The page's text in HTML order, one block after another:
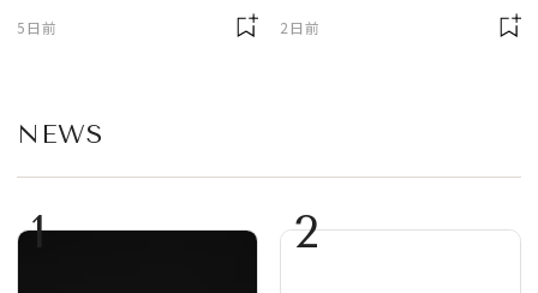
ーチ「はとっこ」を限
5日前
まで！ ｜今週の人気記
2日前
NEWS
1 2